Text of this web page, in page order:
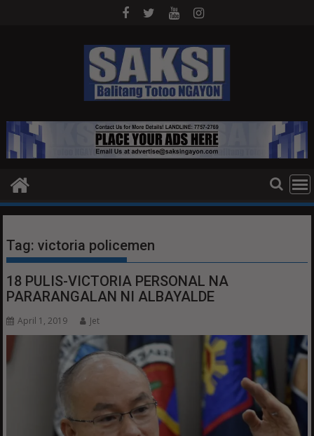
Tag:victoria policemen
18 PULIS-VICTORIA PERSONAL NA
PARARANGALAN NI ALBAYALDE
April 1, 2019 Jet